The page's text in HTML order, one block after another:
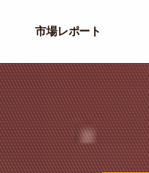
市場レポート